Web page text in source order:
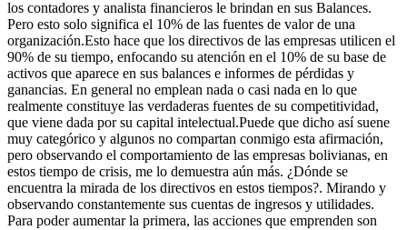
los contadores y analista financieros le brindan en sus Balances.
Pero esto solo significa el 10% de las fuentes de valor de una
organización.Esto hace que los directivos de las empresas utilicen el
90% de su tiempo, enfocando su atención en el 10% de su base de
activos que aparece en sus balances e informes de pérdidas y
ganancias. En general no emplean nada o casi nada en lo que
realmente constituye las verdaderas fuentes de su competitividad,
que viene dada por su capital intelectual.Puede que dicho así suene
muy categórico y algunos no compartan conmigo esta afirmación,
pero observando el comportamiento de las empresas bolivianas, en
estos tiempo de crisis, me lo demuestra aún más. ¿Dónde se
encuentra la mirada de los directivos en estos tiempos?. Mirando y
observando constantemente sus cuentas de ingresos y utilidades.
Para poder aumentar la primera, las acciones que emprenden son